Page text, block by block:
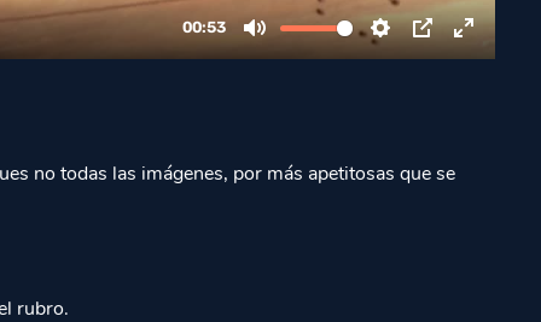
no todas las imágenes, por más apetitosas que se
rubro.